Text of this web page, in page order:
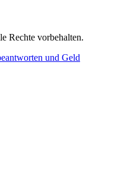
Rechte vorbehalten.